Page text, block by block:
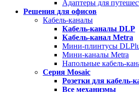
Адаптеры для
Решения для офисов
Кабель-каналы
Кабель-каналы DLP
Кабель-канал Metra
Мини-плинтусы
Мини-каналы Metra
Напольные кабель-
Серия Mosaic
Розетки для кабель-
Все механизмы